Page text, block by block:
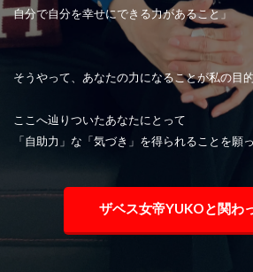
自分で自分を幸せにできる力があること」
そうやって、あなたの力になることが私の目的
ここへ辿りついたあなたにとって
「自助力」な「気づき」を得られることを願
ザベス女帝YUKOと関わ